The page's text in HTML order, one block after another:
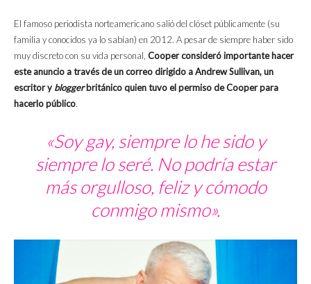
El famoso periodista norteamericano salió del clóset públicamente (su
familia y conocidos ya lo sabían) en 2012. A pesar de siempre haber sido
muy discreto con su vida personal, Cooper consideró importante hacer
este anuncio a través de un correo dirigido a Andrew Sullivan, un
escritor y bloggerbritánico quien tuvo el permiso de Cooper para
hacerlo público.
«Soy gay, siempre lo he sido y
siempre lo seré. No podría estar
más orgulloso, feliz y cómodo
conmigo mismo».